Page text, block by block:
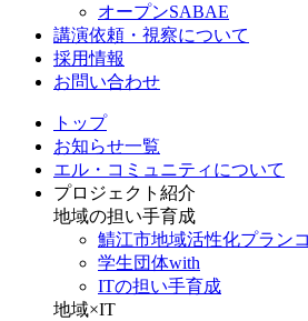
オープンSABAE
講演依頼・視察について
採用情報
お問い合わせ
トップ
お知らせ一覧
エル・コミュニティについて
プロジェクト紹介
地域の担い手育成
鯖江市地域活性化プラン
学生団体with
ITの担い手育成
地域×IT